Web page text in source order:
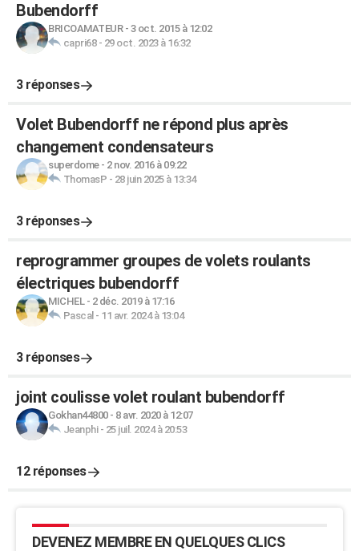
Bubendorff
BRICOAMATEUR- 3 oct. 2015 à 12:02
capri68- 29 oct. 2023 à 16:32
3 réponses
Volet Bubendorff ne répond plus après
changement condensateurs
superdome- 2 nov. 2016 à 09:22
ThomasP - 28 juin 2025 à 13:34
3 réponses
reprogrammer groupes de volets roulants
électriques bubendorff
MICHEL- 2 déc. 2019 à 17:16
Pascal - 11 avr. 2024 à 13:04
3 réponses
joint coulisse volet roulant bubendorff
Gokhan44800- 8 avr. 2020 à 12:07
Jeanphi- 25 juil. 2024 à 20:53
12 réponses
DEVENEZ MEMBRE EN QUELQUES CLICS